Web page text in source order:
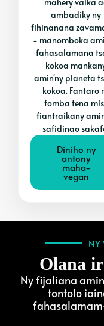
ambadiky ny
fihinanana
- manomboka
fahasalamana
kokoa
amin'ny planeta
kokoa. Fantaro
fomba tena
fiantraikany
safidinao
Diniho ny
antony
maha-
vegan
NY
Olana
Ny fijaliana
tontolo